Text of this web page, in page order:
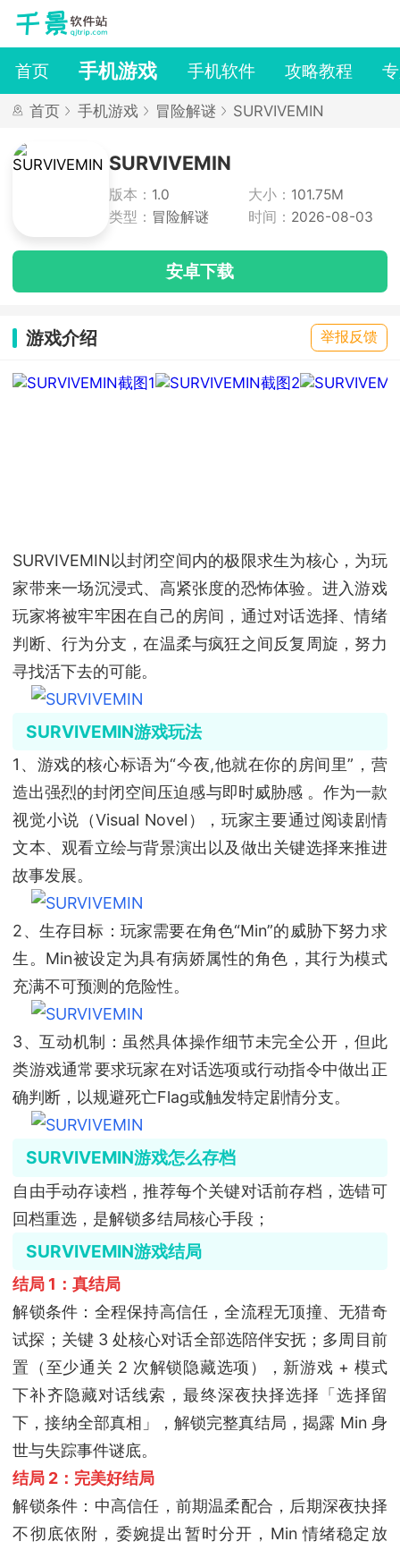
首页 手机游戏 手机软件 攻略教程
首页 手机游戏 冒险解谜 SURVIVEMIN
SURVIVEMIN
版本： 1.0 大小： 101.75M
类型： 冒险解谜 时间： 2026-08-03
安卓下载
游戏介绍 举报反馈
SURVIVEMIN以封闭空间内的极限求生为核心，为玩
家带来一场沉浸式、高紧张度的恐怖体验。进入游戏
玩家将被牢牢困在自己的房间，通过对话选择、情绪
判断、行为分支，在温柔与疯狂之间反复周旋，努力
寻找活下去的可能。
SURVIVEMIN游戏玩法
1、游戏的核心标语为“今夜,他就在你的房间里”，营
造出强烈的封闭空间压迫感与即时威胁感 。作为一款
视觉小说（Visual Novel），玩家主要通过阅读剧情
文本、观看立绘与背景演出以及做出关键选择来推进
故事发展。
2、生存目标：玩家需要在角色“Min”的威胁下努力求
生。Min被设定为具有病娇属性的角色，其行为模式
充满不可预测的危险性。
3、互动机制：虽然具体操作细节未完全公开，但此
类游戏通常要求玩家在对话选项或行动指令中做出正
确判断，以规避死亡Flag或触发特定剧情分支。
SURVIVEMIN游戏怎么存档
自由手动存读档，推荐每个关键对话前存档，选错可
回档重选，是解锁多结局核心手段；
SURVIVEMIN游戏结局
结局 1：真结局
解锁条件：全程保持高信任，全流程无顶撞、无猎奇
试探；关键 3 处核心对话全部选陪伴安抚；多周目前
置（至少通关 2 次解锁隐藏选项），新游戏 + 模式
下补齐隐藏对话线索，最终深夜抉择选择「选择留
下，接纳全部真相」，解锁完整真结局，揭露 Min 身
世与失踪事件谜底。
结局 2：完美好结局
解锁条件：中高信任，前期温柔配合，后期深夜抉择
不彻底依附，委婉提出暂时分开，Min 情绪稳定放